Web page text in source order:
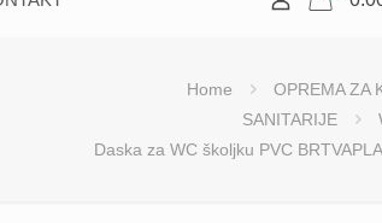
Home
OPREMA ZA
SANITARIJE
Daska za WC školjku PVC